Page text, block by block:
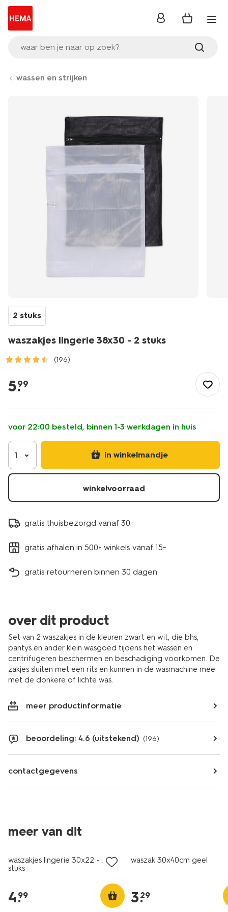
waar ben je naar op zoek?
inloggen
wassen en strijken
2 stuks
waszakjes lingerie 38x30 - 2 stuks
(196)
slapen/huishouden/wassen-
strijken/waszakjes-
38x30-
-
-2-
stuks-
21890000.html
5.
99
voor 22:00 besteld, binnen 1-3 werkdagen in huis
1 in winkelmandje
winkelvoorraad
gratis thuisbezorgd vanaf 30.-
gratis afhalen in 500+ winkels vanaf 15.-
gratis retourneren binnen 30 dagen
over dit product
Set van 2 waszakjes in de kleuren zwart en wit, die bhs,
pantys en ander klein wasgoed tijdens het wassen en
centrifugeren beschermen en beschadiging voorkomen. De
zakjes sluiten met een rits en kunnen in de wasmachine mee
met de donkere of lichte was.
meer productinformatie
beoordeling: 4.6 (uitstekend) (196)
contactgegevens
meer van dit
2 paar
waszakjes lingerie 30x22 - 2
stuks
4.
99
waszak 30x40cm geel
3.
29